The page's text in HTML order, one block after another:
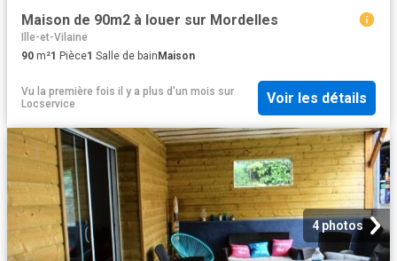
Maison de 90m2 à louer sur Mordelles
Ille-et-Vilaine
90 m²1 Pièce1 Salle de bain Maison
Vu la première fois il y a plus d'un mois sur
Locservice
Voir les détails
4 photos